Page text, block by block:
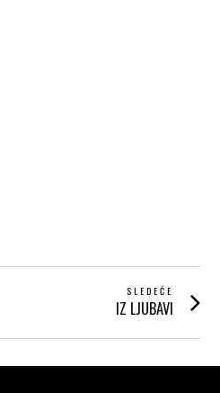
SLEDEĆE
Next
IZ LJUBAVI